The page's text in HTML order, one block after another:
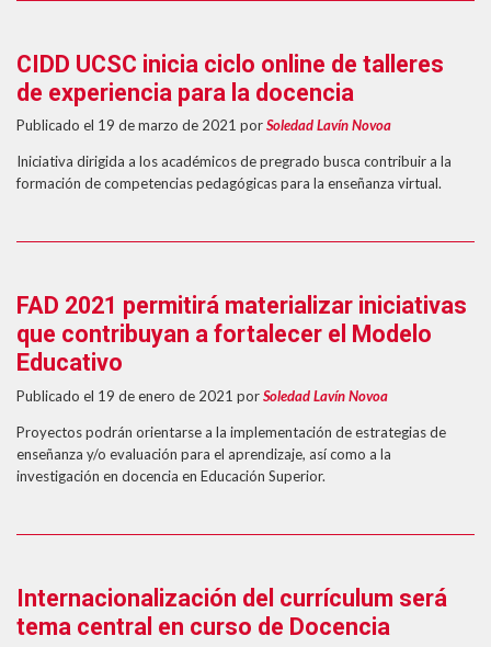
CIDD UCSC inicia ciclo online de talleres
de experiencia para la docencia
Publicado el 19 de marzo de 2021 porSoledad Lavín Novoa
Iniciativa dirigida a los académicos de pregrado busca contribuir a la
formación de competencias pedagógicas para la enseñanza virtual.
FAD 2021 permitirá materializar iniciativas
que contribuyan a fortalecer el Modelo
Educativo
Publicado el 19 de enero de 2021 porSoledad Lavín Novoa
Proyectos podrán orientarse a la implementación de estrategias de
enseñanza y/o evaluación para el aprendizaje, así como a la
investigación en docencia en Educación Superior.
Internacionalización del currículum será
tema central en curso de Docencia